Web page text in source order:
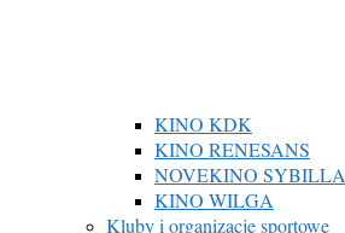
KINO KDK
KINO RENESANS
NOVEKINO SYBILLA
KINO WILGA
Kluby i organizacje sportowe